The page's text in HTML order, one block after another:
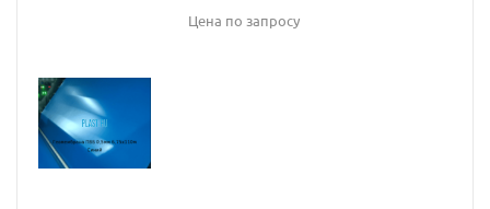
Цена по запросу